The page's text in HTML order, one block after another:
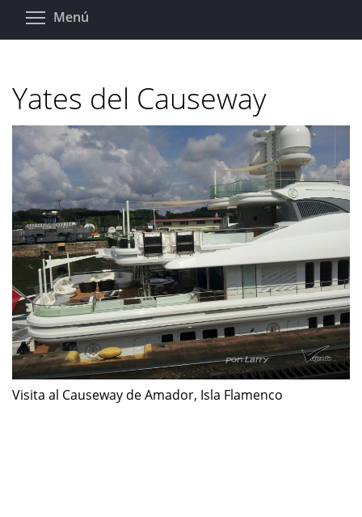
Pasar
Menú
Yates del Causeway
Visita al Causeway de Amador, Isla Flamenco